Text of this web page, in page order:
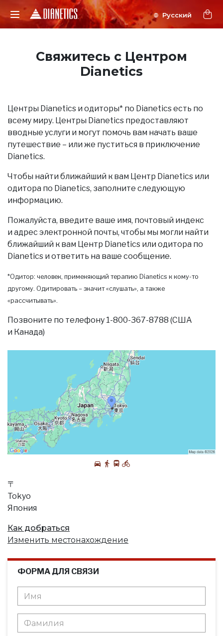
Свяжитесь с Центром
Dianetics
Центры Dianetics и одиторы* по Dianetics есть по
всему миру. Центры Dianetics предоставляют
вводные услуги и могут помочь вам начать ваше
путешествие – или же пуститься в приключение
Dianetics.
Чтобы найти ближайший к вам Центр Dianetics или
одитора по Dianetics, заполните следующую
информацию.
Пожалуйста, введите ваше имя, почтовый индекс
и адрес электронной почты, чтобы мы могли найти
ближайший к вам Центр Dianetics или одитора по
Dianetics и ответить на ваше сообщение.
*Одитор: человек, применяющий терапию Dianetics к кому-то
другому. Одитировать – значит «слушать», а также
«рассчитывать».
Позвоните по телефону 1-800-367-8788 (США
и Канада)
〒
Tokyo
Япония
Как добраться
Изменить местонахождение
ФОРМА ДЛЯ СВЯЗИ